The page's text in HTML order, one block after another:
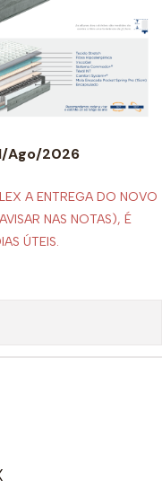
Ago/2026
A ENTREGA DO NOVO
NAS NOTAS), É
ÚTEIS.